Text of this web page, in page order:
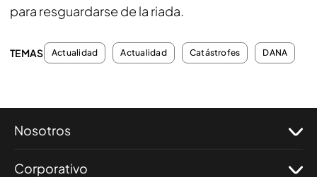
para resguardarse de la riada.
TEMAS Actualidad Actualidad Catástrofes DANA
Nosotros
Corporativo